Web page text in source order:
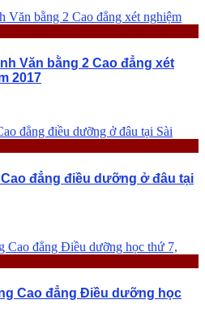
Văn bằng 2 Cao đẳng xét
2017
đẳng điều dưỡng ở đâu tại
Cao đẳng Điều dưỡng học